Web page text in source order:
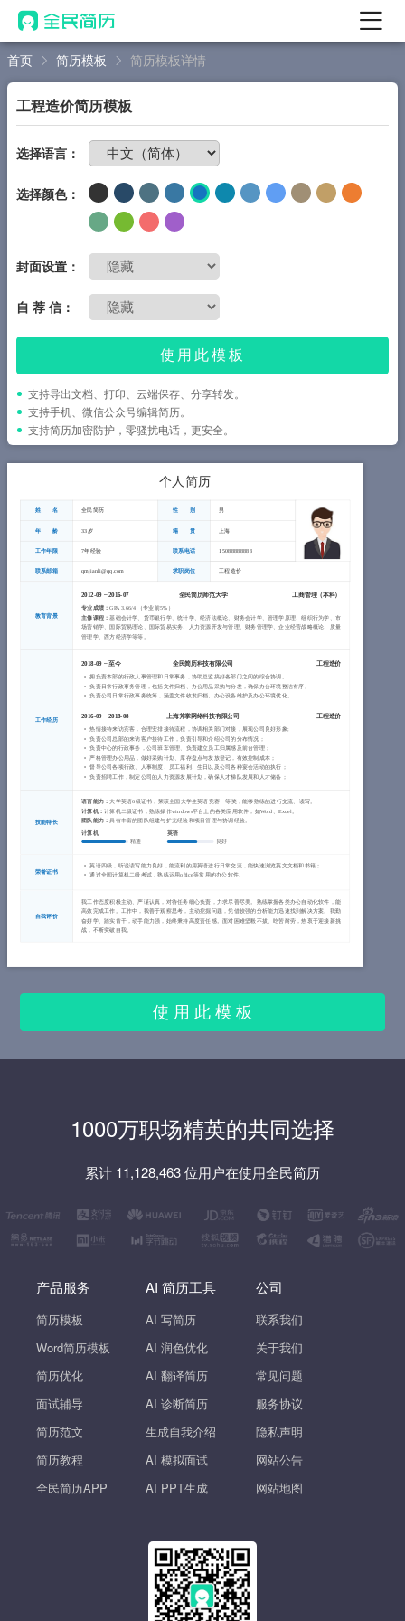
首页
AI 简历工具
AI 优化简历
AI 翻译简历
AI 诊断简历
AI 模拟面试
面试自我介绍
简历教程
登录 / 注册
首页 简历模板 简历模板详情
工程造价简历模板
选择语言：
选择颜色：
封面设置：
自 荐 信：
使用此模板
支持导出文档、打印、云端保存、分享转发。
支持手机、微信公众号编辑简历。
支持简历加密防护，零骚扰电话，更安全。
个人简历
姓 名 全民简历 性 别 男
年 龄 33岁 籍 贯 上海
工作年限 7年经验 联系电话 15088888883
联系邮箱 qmjianli@qq.com 求职岗位 工程造价
教育背景
2012-09 ~2016-07 全民简历师范大学 工商管理（本科）
专业成绩：GPA 3.66/4 （专业前5%）
主修课程：基础会计学、货币银行学、统计学、经济法概论、财务会计学、管理学原理、组织行为学、市
场营销学、国际贸易理论、国际贸易实务、人力资源开发与管理、财务管理学、企业经营战略概论、质量
管理学、西方经济学等等。
工作经历
2018-09 ~至今 全民简历科技有限公司
工程造价
拥负责本部的行政人事管理和日常事务，协助总监搞好各部门之间的综合协调。
负责日常行政事务管理，包括文件归档、办公用品采购与分发，确保办公环境整洁有序。
负责公司日常行政事务统筹，涵盖文件收发归档、办公设备维护及办公环境优化。
2016-09 ~2018-08 上海斧掌网络科技有限公司
工程造价
热情接待来访宾客，合理安排接待流程，协调相关部门对接，展现公司良好形象;
负责公司总部的来访客户接待工作，负责引导和介绍公司的分布情况；
负责中心的行政事务，公司班车管理、负责建立员工归属感及前台管理；
严格管理办公用品，做好采购计划、库存盘点与发放登记，有效控制成本；
督导公司各项行政、人事制度、员工福利、生日以及公司各种宴会活动的执行；
负责招聘工作，制定公司的人力资源发展计划，确保人才梯队发展和人才储备；
技能特长
语言能力：大学英语6级证书，荣获全国大学生英语竞赛一等奖，能够熟练的进行交流、读写。
计算机：计算机二级证书，熟练操作windows平台上的各类应用软件，如Word、Excel。
团队能力：具有丰富的团队组建与扩充经验和项目管理与协调经验。
计算机
精通
英语
良好
荣誉证书
英语四级，听说读写能力良好，能流利的用英语进行日常交流，能快速浏览英文文档和书籍；
通过全国计算机二级考试，熟练运用office等常用的办公软件。
自我评价
我工作态度积极主动、严谨认真，对待任务细心负责，力求尽善尽美。熟练掌握各类办公自动化软件，能
高效完成工作。工作中，我善于观察思考，主动挖掘问题，凭借较强的分析能力迅速找到解决方案。我勤
奋好学、踏实肯干，动手能力强，始终秉持高度责任感。面对困难坚毅不拔、吃苦耐劳，热衷于迎接新挑
战，不断突破自我。
使 用 此 模 板
1000万职场精英的共同选择
累计 11,128,463 位用户在使用全民简历
产品服务
简历模板
Word简历模板
简历优化
面试辅导
简历范文
简历教程
全民简历APP
AI 简历工具
AI 写简历
AI 润色优化
AI 翻译简历
AI 诊断简历
生成自我介绍
AI 模拟面试
AI PPT生成
公司
联系我们
关于我们
常见问题
服务协议
隐私声明
网站公告
网站地图